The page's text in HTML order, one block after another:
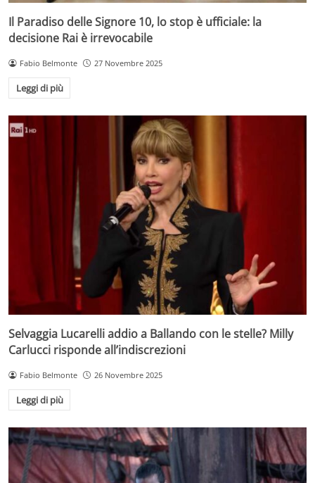
Il Paradiso delle Signore 10, lo stop è ufficiale: la
decisione Rai è irrevocabile
Fabio Belmonte 27 Novembre 2025
Leggi di più
Selvaggia Lucarelli addio a Ballando con le stelle? Milly
Carlucci risponde all’indiscrezioni
Fabio Belmonte 26 Novembre 2025
Leggi di più